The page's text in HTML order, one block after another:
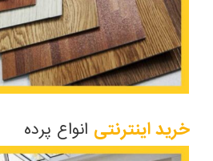
خرید اینترنتی انواع پرده